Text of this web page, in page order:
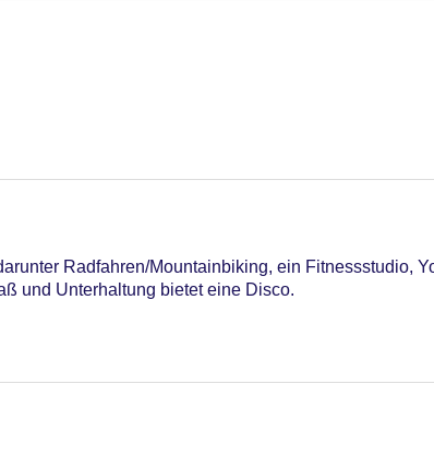
Radfahren/Mountainbiking, ein Fitnessstudio,
und Unterhaltung bietet eine Disco.